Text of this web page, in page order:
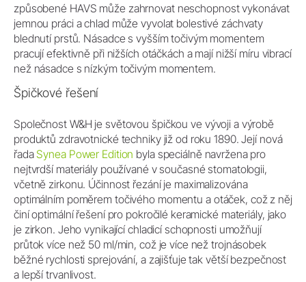
způsobené HAVS může zahrnovat neschopnost vykonávat
jemnou práci a chlad může vyvolat bolestivé záchvaty
blednutí prstů. Násadce s vyšším točivým momentem
pracují efektivně při nižších otáčkách a mají nižší míru vibrací
než násadce s nízkým točivým momentem.
Špičkové řešení
Společnost W&H je světovou špičkou ve vývoji a výrobě
produktů zdravotnické techniky již od roku 1890. Její nová
řadaSynea Power Edition byla speciálně navržena pro
nejtvrdší materiály používané v současné stomatologii,
včetně zirkonu. Účinnost řezání je maximalizována
optimálním poměrem točivého momentu a otáček, což z něj
činí optimální řešení pro pokročilé keramické materiály, jako
je zirkon. Jeho vynikající chladicí schopnosti umožňují
průtok více než 50 ml/min, což je více než trojnásobek
běžné rychlosti sprejování, a zajišťuje tak větší bezpečnost
a lepší trvanlivost.